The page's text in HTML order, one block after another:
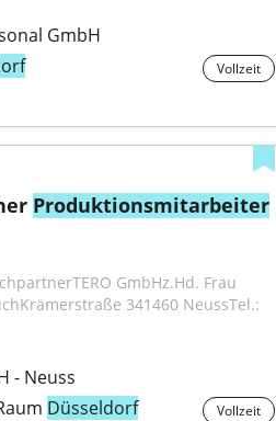
GmbH
Vollzeit
Produktionsmitarbeiter
GmbHz.Hd. Frau
341460 NeussTel.:
- Neuss
Düsseldorf Vollzeit